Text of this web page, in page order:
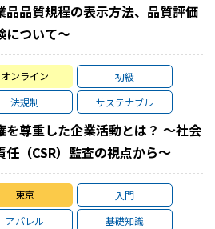
品品質規程の表示方法、品質評価
について～
オンライン
初級
法規制 サステナブル
を尊重した企業活動とは？ ～社会
任（CSR）監査の視点から～
東京
入門
アパレル 基礎知識